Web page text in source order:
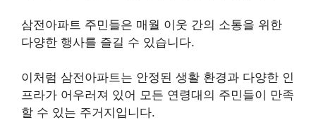
삼전아파트 주민들은 매월 이웃 간의 소통을 위한
다양한 행사를 즐길 수 있습니다.
이처럼 삼전아파트는 안정된 생활 환경과 다양한 인
프라가 어우러져 있어 모든 연령대의 주민들이 만족
할 수 있는 주거지입니다.